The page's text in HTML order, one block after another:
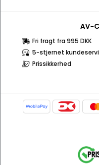
AV-
Fri fragt fra 995 DKK
5-stjernet
Prissikkerhed